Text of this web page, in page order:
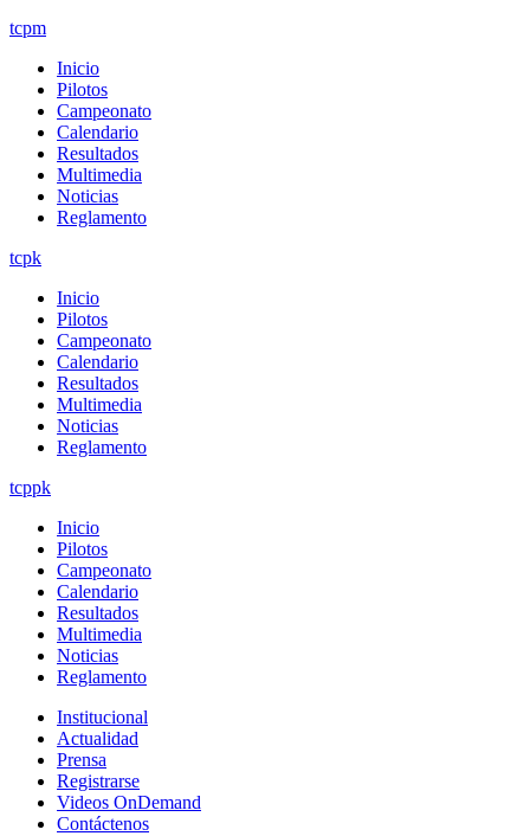
tcpm
Inicio
Pilotos
Campeonato
Calendario
Resultados
Multimedia
Noticias
Reglamento
tcpk
Inicio
Pilotos
Campeonato
Calendario
Resultados
Multimedia
Noticias
Reglamento
tcppk
Inicio
Pilotos
Campeonato
Calendario
Resultados
Multimedia
Noticias
Reglamento
Institucional
Actualidad
Prensa
Registrarse
Videos OnDemand
Contáctenos